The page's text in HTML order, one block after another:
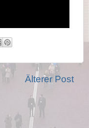
Älterer Post